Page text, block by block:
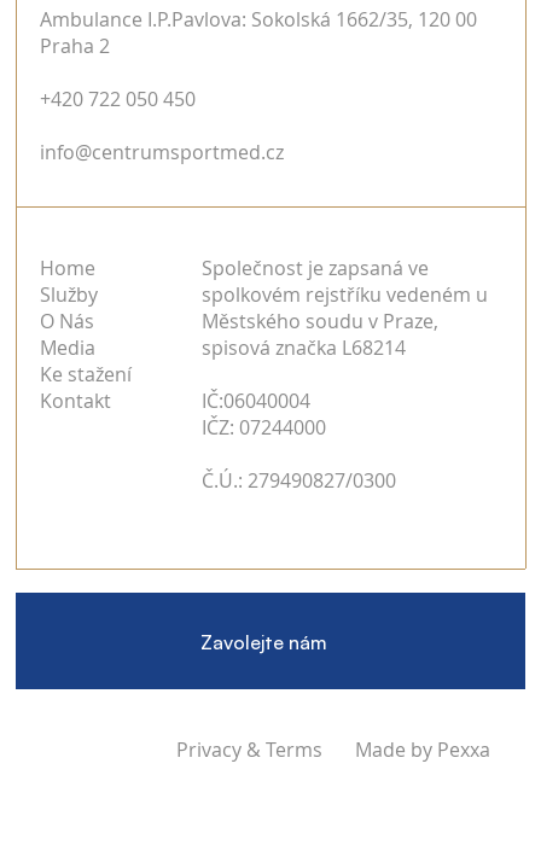
Home
Služby
O Nás
Media
Ke stažení
Kontakt
Společnost je zapsaná ve
spolkovém rejstříku vedeném u
Městského soudu v Praze,
spisová značka L68214
IČ:06040004
IČZ: 07244000
Č.Ú.: 279490827/0300
Ambulance I.P.Pavlova: Sokolská 1662/35, 120 00
Praha 2
+420 722 050 450
info@centrumsportmed.cz
Zavolejte nám
Made by Pexxa
Privacy & Terms